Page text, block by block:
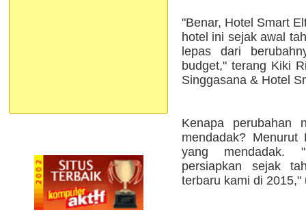
"Benar, Hotel Smart
hotel ini sejak awal
lepas dari
budget," terang Kiki
Singgasana & Hotel
Kenapa perubahan
mendadak?
yang mendadak.
persiapkan sejak
terbaru kami di 2015,"